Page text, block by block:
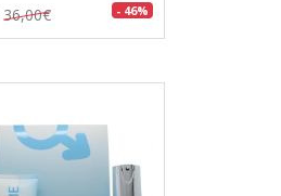
36,00€ - 46%